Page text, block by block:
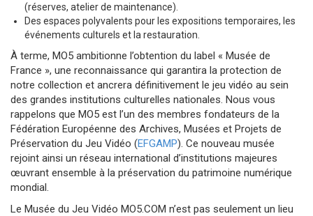
(réserves, atelier de maintenance).
Des espaces polyvalents pour les expositions temporaires, les
événements culturels et la restauration.
À terme, MO5 ambitionne l’obtention du label « Musée de
France », une reconnaissance qui garantira la protection de
notre collection et ancrera définitivement le jeu vidéo au sein
des grandes institutions culturelles nationales. Nous vous
rappelons que MO5 est l’un des membres fondateurs de la
Fédération Européenne des Archives, Musées et Projets de
Préservation du Jeu Vidéo (EFGAMP). Ce nouveau musée
rejoint ainsi un réseau international d’institutions majeures
œuvrant ensemble à la préservation du patrimoine numérique
mondial.
Le Musée du Jeu Vidéo MO5.COM n’est pas seulement un lieu